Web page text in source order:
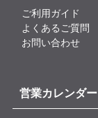
ご利用ガイド
よくあるご質問
お問い合わせ
営業カレンダー